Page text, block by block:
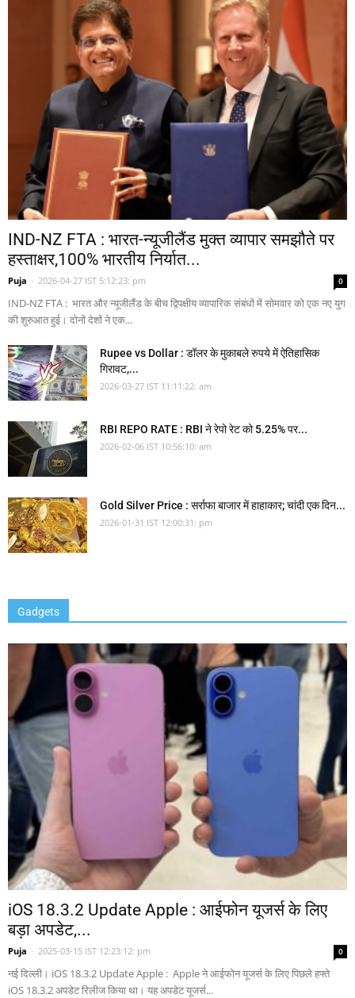
IND-NZ FTA : भारत-न्यूजीलैंड मुक्त व्यापार समझौते पर
हस्ताक्षर,100% भारतीय निर्यात...
Puja - 2026-04-27 IST 5:12:23: pm 0
IND-NZ FTA : भारत और न्यूजीलैंड के बीच द्विपक्षीय व्यापारिक संबंधों में सोमवार को एक नए युग
की शुरुआत हुई। दोनों देशों ने एक...
Rupee vs Dollar : डॉलर के मुकाबले रुपये में ऐतिहासिक
गिरावट,...
2026-03-27 IST 11:11:22: am
RBI REPO RATE : RBI ने रेपो रेट को 5.25% पर...
2026-02-06 IST 10:56:10: am
Gold Silver Price : सर्राफा बाजार में हाहाकार; चांदी एक दिन...
2026-01-31 IST 12:00:31: pm
Gadgets
iOS 18.3.2 Update Apple : आईफोन यूजर्स के लिए
बड़ा अपडेट,...
Puja - 2025-03-15 IST 12:23:12: pm 0
नई दिल्ली। iOS 18.3.2 Update Apple : Apple ने आईफोन यूजर्स के लिए पिछले हफ्ते
iOS 18.3.2 अपडेट रिलीज किया था। यह अपडेट यूजर्स...